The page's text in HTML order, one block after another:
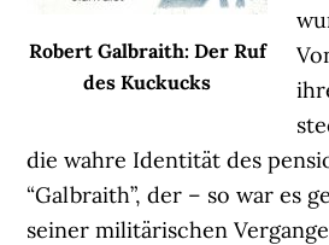
Robert Galbraith: Der Ruf
des Kuckucks
die wahre Identität des
“Galbraith”, der – so war es
seiner militärischen